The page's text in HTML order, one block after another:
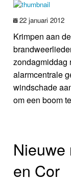
22 januari 2012
Krimpen aan
zondagmiddag
alarmcentrale
windschade
om een boom
Nieuwe
en Cor